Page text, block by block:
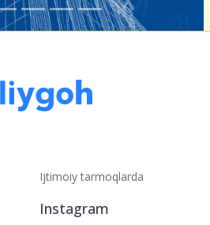
Ijtimoiy tarmoqlarda
Instagram